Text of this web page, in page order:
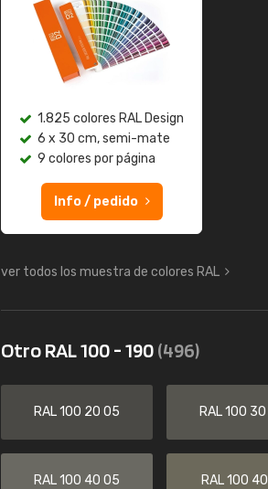
1.825 colores RAL Design
6 x 30 cm, semi-mate
9 colores por página
Info / pedido
ver todos los muestra de colores RAL
Otro RAL 100 - 190(496)
RAL 100 20 05 RAL 100
RAL 100 40 05 RAL 100